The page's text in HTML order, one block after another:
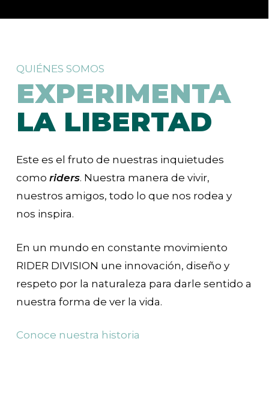
QUIÉNES SOMOS
EXPERIMENTA
LA LIBERTAD
Este es el fruto de nuestras inquietudes
como riders. Nuestra manera de vivir,
nuestros amigos, todo lo que nos rodea y
nos inspira.
En un mundo en constante movimiento
RIDER DIVISION une innovación, diseño y
respeto por la naturaleza para darle sentido a
nuestra forma de ver la vida.
Conoce nuestra historia